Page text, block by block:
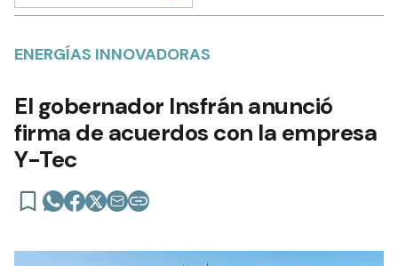
ENERGÍAS INNOVADORAS
El gobernador Insfrán anunció
firma de acuerdos con la empresa
Y-Tec